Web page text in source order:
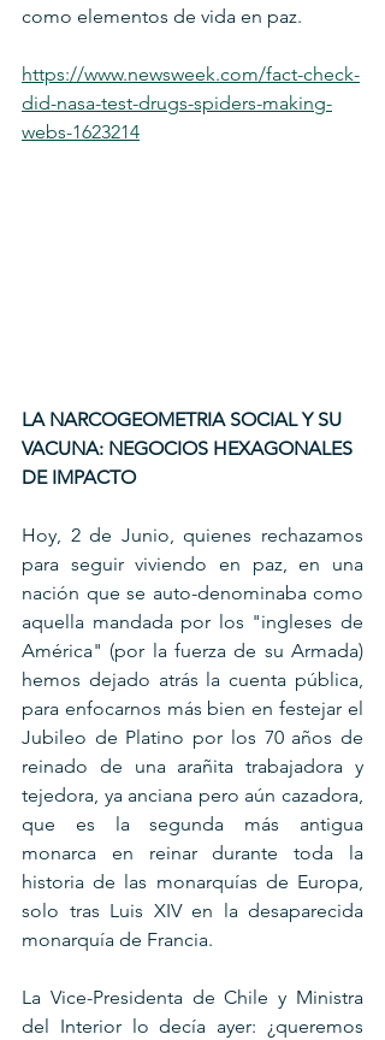
como elementos de vida en paz.
https://www.newsweek.com/fact-check-
did-nasa-test-drugs-spiders-making-
webs-1623214
LA NARCOGEOMETRIA SOCIAL Y SU
VACUNA: NEGOCIOS HEXAGONALES
DE IMPACTO
Hoy, 2 de Junio, quienes rechazamos
para seguir viviendo en paz, en una
nación que se auto-denominaba como
aquella mandada por los "ingleses de
América" (por la fuerza de su Armada)
hemos dejado atrás la cuenta pública,
para enfocarnos más bien en festejar el
Jubileo de Platino por los 70 años de
reinado de una arañita trabajadora y
tejedora, ya anciana pero aún cazadora,
que es la segunda más antigua
monarca en reinar durante toda la
historia de las monarquías de Europa,
solo tras Luis XIV en la desaparecida
monarquía de Francia.
La Vice-Presidenta de Chile y Ministra
del Interior lo decía ayer: ¿queremos